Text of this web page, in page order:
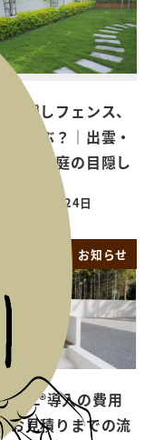
目隠しフェンス、
を選ぶ？｜出雲・
考える庭の目隠し
2026年6月24日
お知らせ
WALL®導入の費用
お見積りまでの流